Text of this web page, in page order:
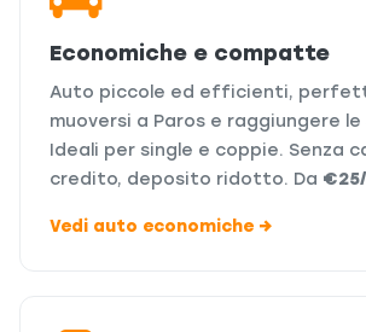
Economiche e compatte
Auto piccole ed efficienti,
muoversi a Paros e raggiungere
Ideali per single e coppie. Senza
credito, deposito ridotto. Da
Vedi auto economiche →